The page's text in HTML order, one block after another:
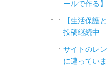
ールで作る】
【生活保護
投稿継続中
サイトのレ
に遭ってい